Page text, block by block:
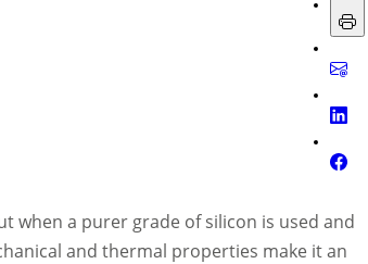
when a purer grade of silicon is used and
and thermal properties make it an